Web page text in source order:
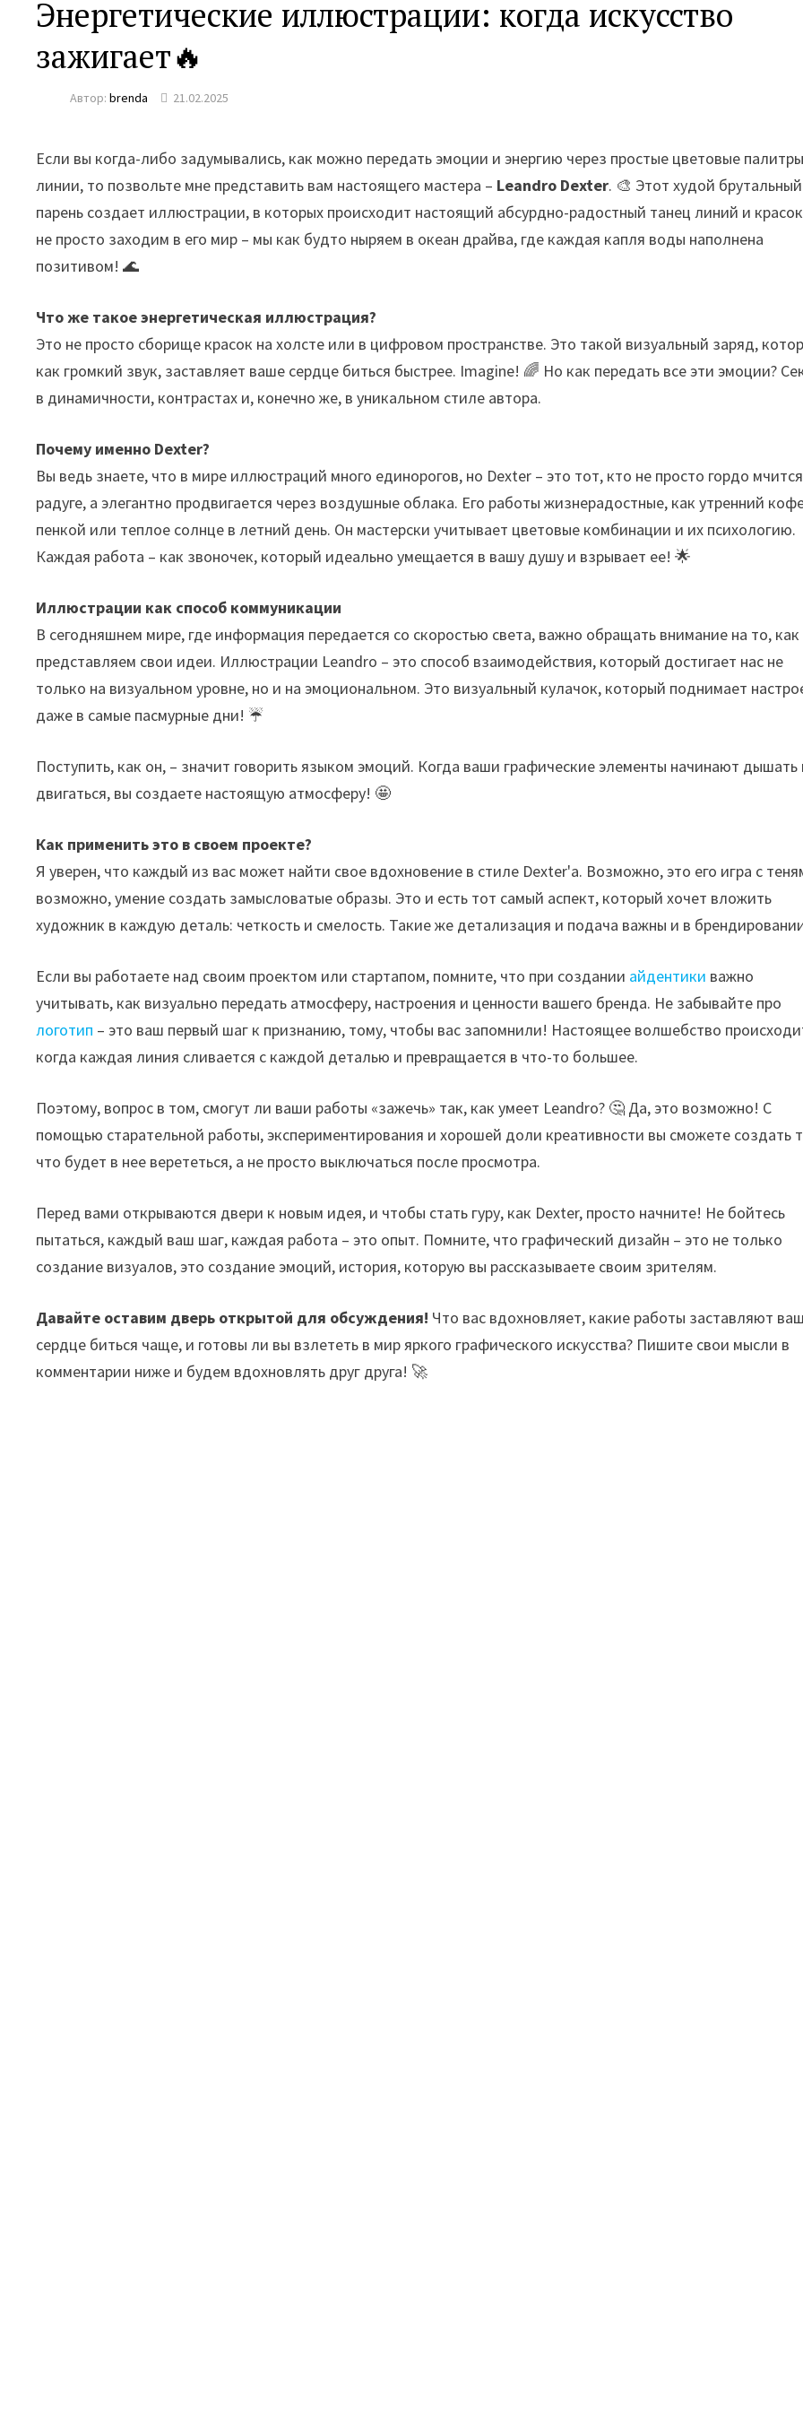
Энергетические иллюстрации: когда искусство
зажигает🔥
Автор:brenda 21.02.2025
Если вы когда-либо задумывались, как можно передать эмоции и энергию через простые цветовые
линии, то позвольте мне представить вам настоящего мастера – Leandro Dexter. 🎨 Этот худой брутальный
парень создает иллюстрации, в которых происходит настоящий абсурдно-радостный танец линий и
не просто заходим в его мир – мы как будто ныряем в океан драйва, где каждая капля воды наполнена
позитивом! 🌊
Что же такое энергетическая иллюстрация?
Это не просто сборище красок на холсте или в цифровом пространстве. Это такой визуальный заряд,
как громкий звук, заставляет ваше сердце биться быстрее. Imagine! 🌈 Но как передать все эти эмоции?
в динамичности, контрастах и, конечно же, в уникальном стиле автора.
Почему именно Dexter?
Вы ведь знаете, что в мире иллюстраций много единорогов, но Dexter – это тот, кто не просто гордо
радуге, а элегантно продвигается через воздушные облака. Его работы жизнерадостные, как утренний
пенкой или теплое солнце в летний день. Он мастерски учитывает цветовые комбинации и их психологию.
Каждая работа – как звоночек, который идеально умещается в вашу душу и взрывает ее! 🌟
Иллюстрации как способ коммуникации
В сегодняшнем мире, где информация передается со скоростью света, важно обращать внимание на то,
представляем свои идеи. Иллюстрации Leandro – это способ взаимодействия, который достигает нас не
только на визуальном уровне, но и на эмоциональном. Это визуальный кулачок, который поднимает
даже в самые пасмурные дни! ☔
Поступить, как он, – значит говорить языком эмоций. Когда ваши графические элементы начинают дышать
двигаться, вы создаете настоящую атмосферу! 🤩
Как применить это в своем проекте?
Я уверен, что каждый из вас может найти свое вдохновение в стиле Dexter'a. Возможно, это его игра с
возможно, умение создать замысловатые образы. Это и есть тот самый аспект, который хочет вложить
художник в каждую деталь: четкость и смелость. Такие же детализация и подача важны и в
Если вы работаете над своим проектом или стартапом, помните, что при создании айдентики важно
учитывать, как визуально передать атмосферу, настроения и ценности вашего бренда. Не забывайте про
логотип – это ваш первый шаг к признанию, тому, чтобы вас запомнили! Настоящее волшебство
когда каждая линия сливается с каждой деталью и превращается в что-то большее.
Поэтому, вопрос в том, смогут ли ваши работы «зажечь» так, как умеет Leandro? 🤔 Да, это возможно! С
помощью старательной работы, экспериментирования и хорошей доли креативности вы сможете создать
что будет в нее верететься, а не просто выключаться после просмотра.
Перед вами открываются двери к новым идея, и чтобы стать гуру, как Dexter, просто начните! Не бойтесь
пытаться, каждый ваш шаг, каждая работа – это опыт. Помните, что графический дизайн – это не только
создание визуалов, это создание эмоций, история, которую вы рассказываете своим зрителям.
Давайте оставим дверь открытой для обсуждения! Что вас вдохновляет, какие работы заставляют
сердце биться чаще, и готовы ли вы взлететь в мир яркого графического искусства? Пишите свои мысли в
комментарии ниже и будем вдохновлять друг друга! 🚀